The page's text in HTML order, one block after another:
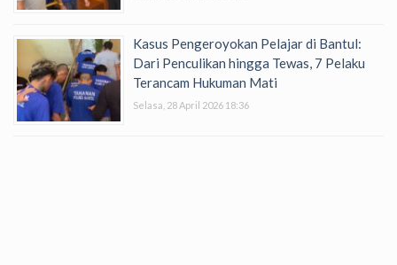
Kasus Pengeroyokan Pelajar di Bantul:
Dari Penculikan hingga Tewas, 7 Pelaku
Terancam Hukuman Mati
Selasa, 28 April 2026 18:36